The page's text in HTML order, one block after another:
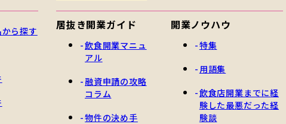
ら探す
居抜き開業ガイド
飲食開業マニュ
アル
融資申請の攻略
コラム
物件の決め手
開業ノウハウ
特集
用語集
飲食店開業までに経
験した最悪だった経
験談